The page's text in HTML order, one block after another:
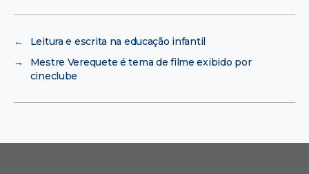
←
Leitura e escrita na educação infantil
→
Mestre Verequete é tema de filme exibido por
cineclube